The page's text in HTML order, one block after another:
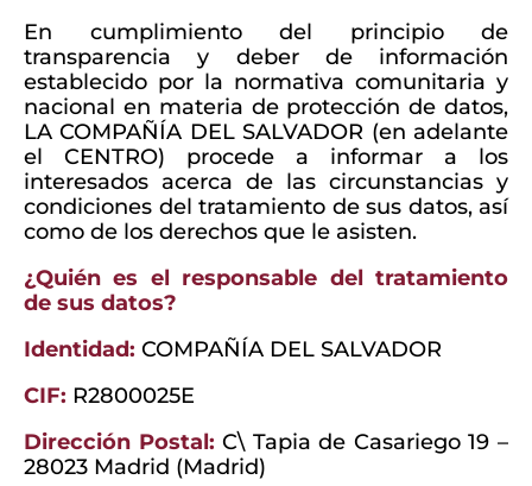
En cumplimiento del principio de
transparencia y deber de información
establecido por la normativa comunitaria y
nacional en materia de protección de datos,
LA COMPAÑÍA DEL SALVADOR (en adelante
el CENTRO) procede a informar a los
interesados acerca de las circunstancias y
condiciones del tratamiento de sus datos, así
como de los derechos que le asisten.
¿Quién es el responsable del tratamiento
de sus datos?
Identidad: COMPAÑÍA DEL SALVADOR
CIF: R2800025E
Dirección Postal:C\ Tapia de Casariego 19 –
28023 Madrid (Madrid)